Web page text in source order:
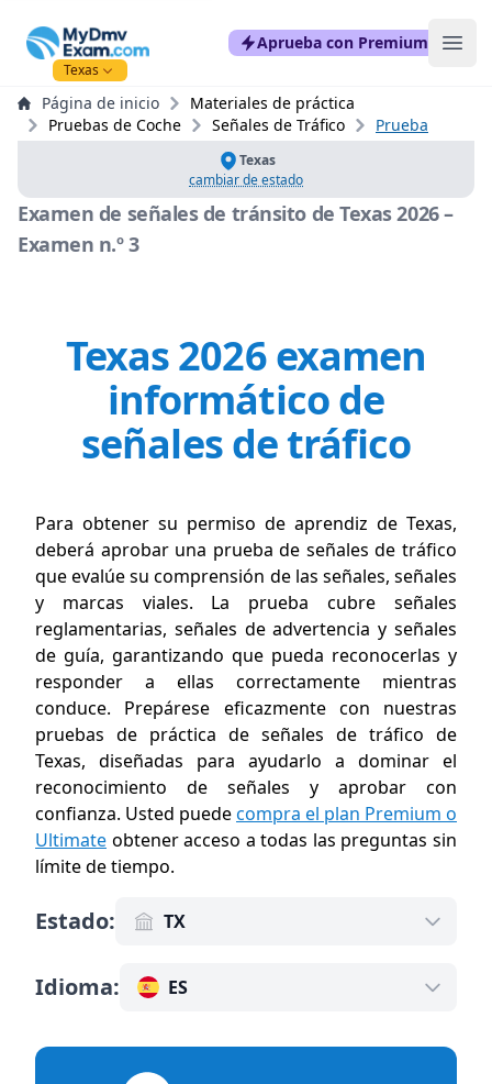
mydmvexam.com
Texas
Aprueba con Premium
Página de inicio
Materiales de práctica
Pruebas de Coche
Señales de Tráfico Prueba
Texas
cambiar de estado
Examen de señales de tránsito de Texas 2026 –
Examen n.º 3
Texas 2026 examen
informático de
señales de tráfico
Para obtener su permiso de aprendiz de Texas,
deberá aprobar una prueba de señales de tráfico
que evalúe su comprensión de las señales, señales
y marcas viales. La prueba cubre señales
reglamentarias, señales de advertencia y señales
de guía, garantizando que pueda reconocerlas y
responder a ellas correctamente mientras
conduce. Prepárese eficazmente con nuestras
pruebas de práctica de señales de tráfico de
Texas, diseñadas para ayudarlo a dominar el
reconocimiento de señales y aprobar con
confianza. Usted puedecompra el plan Premium o
Ultimate obtener acceso a todas las preguntas sin
límite de tiempo.
Estado: TX
Idioma: ES